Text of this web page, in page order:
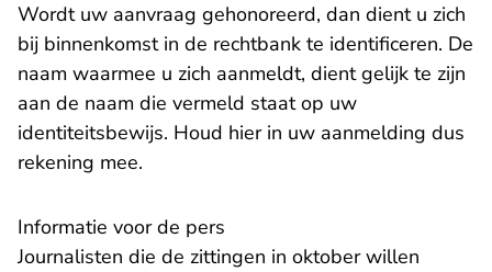
Wordt uw aanvraag gehonoreerd, dan dient u zich
bij binnenkomst in de rechtbank te identificeren. De
naam waarmee u zich aanmeldt, dient gelijk te zijn
aan de naam die vermeld staat op uw
identiteitsbewijs. Houd hier in uw aanmelding dus
rekening mee.
Informatie voor de pers
Journalisten die de zittingen in oktober willen